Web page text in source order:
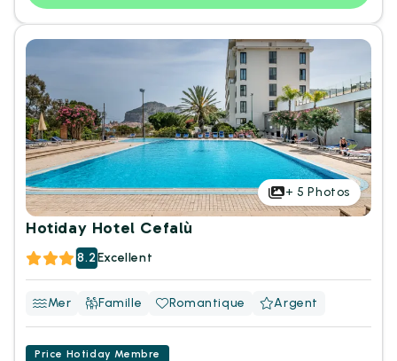
+5 Photos
Hotiday Hotel Cefalù
8.2Excellent
Mer Famille Romantique Argent
Price Hotiday Membre